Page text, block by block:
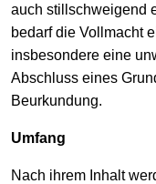
auch stillschweigend
bedarf die Vollmacht
insbesondere eine
Abschluss eines
Beurkundung.
Umfang
Nach ihrem Inhalt